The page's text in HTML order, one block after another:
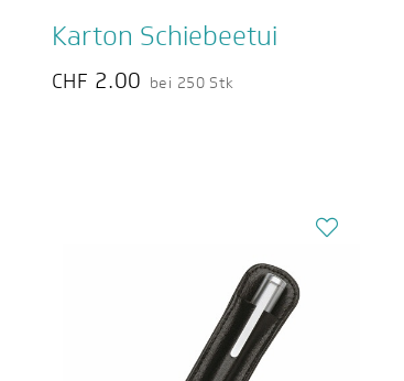
Karton Schiebeetui
CHF 2.00 bei 250 Stk